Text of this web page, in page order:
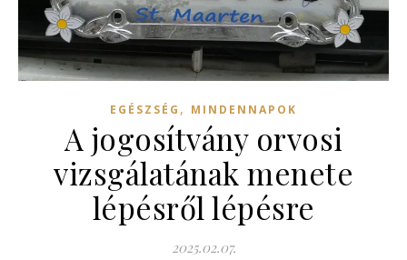
EGÉSZSÉG , MINDENNAPOK
A jogosítvány orvosi
vizsgálatának menete
lépésről lépésre
2025.02.07.